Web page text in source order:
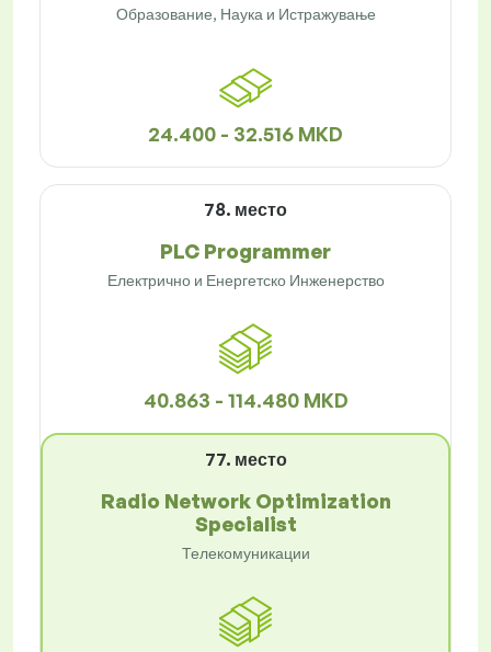
Образование, Наука и Истражување
24.400 - 32.516 MKD
78. место
PLC Programmer
Електрично и Енергетско Инженерство
40.863 - 114.480 MKD
77. место
Radio Network Optimization
Specialist
Телекомуникации